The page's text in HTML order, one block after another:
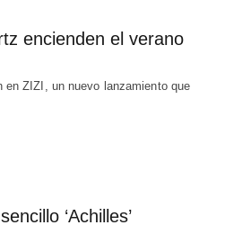
encienden el verano
en ZIZI, un nuevo lanzamiento que
‘Achilles’